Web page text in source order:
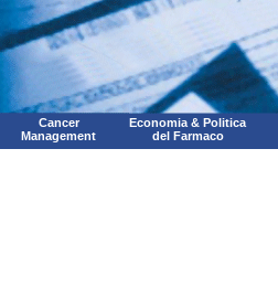
Cancer
Management
Economia & Politica
del Farmaco